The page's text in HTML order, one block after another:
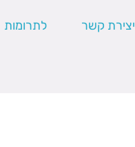
יצירת קשר לתרומות